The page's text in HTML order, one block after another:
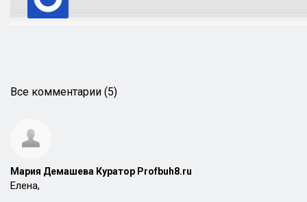
Все комментарии (5)
Мария Демашева Куратор Profbuh8.ru
Елена,